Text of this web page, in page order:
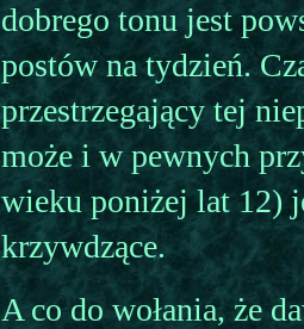
dobrego tonu jest
postów na tydzień.
przestrzegający tej
może i w pewnych
wieku poniżej lat 12)
krzywdzące.
A co do wołania, że